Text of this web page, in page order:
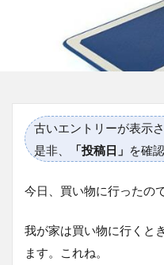
古いエントリーが表示
是非、
「投稿日」 を確
今日、買い物に行ったの
我が家は買い物に行くと
ます。これね。